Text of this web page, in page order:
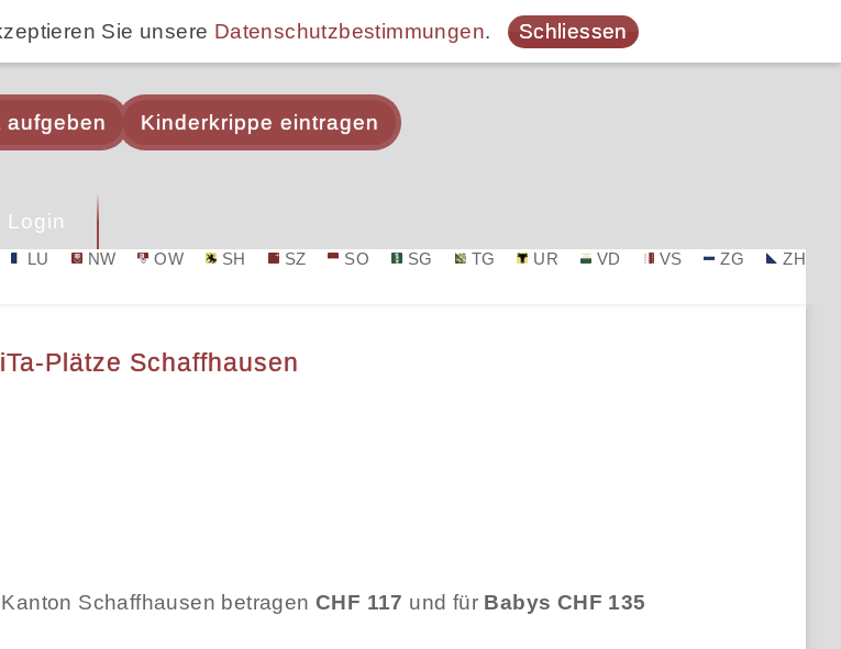
Sie unsere Datenschutzbestimmungen. Schliessen
aufgeben Kinderkrippe eintragen
Login
LU NW OW SH SZ SO SG TG UR VD VS ZG ZH
Plätze Schaffhausen
Schaffhausen betragen CHF 117 und für Babys CHF 135